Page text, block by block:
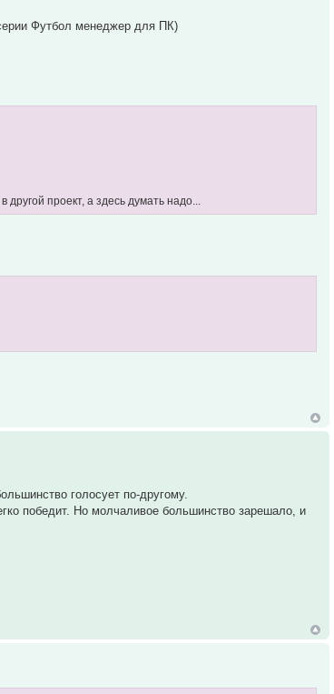
Футбол менеджер для ПК)
проект, а здесь думать надо...
голосует по-другому.
победит. Но молчаливое большинство зарешало, и